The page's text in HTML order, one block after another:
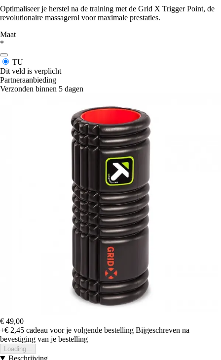
Optimaliseer je herstel na de training met de Grid X Trigger Point, de
revolutionaire massagerol voor maximale prestaties.
Maat
*
TU
Dit veld is verplicht
Partneraanbieding
Verzonden binnen 5 dagen
€ 49,00
+€ 2,45 cadeau voor je volgende bestelling Bijgeschreven na
bevestiging van je bestelling
Loading...
Beschrijving